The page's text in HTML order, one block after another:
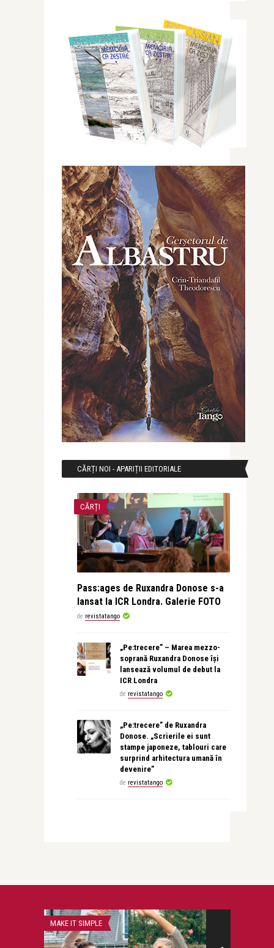
CĂRȚI NOI - APARIȚII EDITORIALE
CĂRȚI
Pass:ages de Ruxandra Donose s-a
lansat la ICR Londra. Galerie FOTO
de revistatango
„Pe:trecere” – Marea mezzo-
soprană Ruxandra Donose își
lansează volumul de debut la
ICR Londra
de revistatango
„Pe:trecere” de Ruxandra
Donose. „Scrierile ei sunt
stampe japoneze, tablouri care
surprind arhitectura umană în
devenire”
de revistatango
MAKE IT SIMPLE